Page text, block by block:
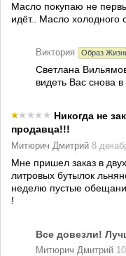
Масло покупаю не
идёт.. Масло холодного
Виктория Образ
Светлана
видеть Вас снова
Никогда не
продавца!!!
Митюрич Дмитрий 8
Мне пришел заказ в
литровых бутылок
неделю пустые
!
Все довезли!
Митюрич Дмитрий